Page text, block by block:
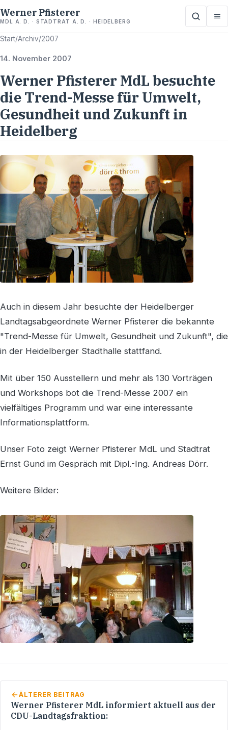
Werner Pfisterer
MDL A. D. · STADTRAT A. D. · HEIDELBERG
Start/Archiv/2007
14. November 2007
Werner Pfisterer MdL besuchte
die Trend-Messe für Umwelt,
Gesundheit und Zukunft in
Heidelberg
Auch in diesem Jahr besuchte der Heidelberger
Landtagsabgeordnete Werner Pfisterer die bekannte
"Trend-Messe für Umwelt, Gesundheit und Zukunft", die
in der Heidelberger Stadthalle stattfand.
Mit über 150 Ausstellern und mehr als 130 Vorträgen
und Workshops bot die Trend-Messe 2007 ein
vielfältiges Programm und war eine interessante
Informationsplattform.
Unser Foto zeigt Werner Pfisterer MdL und Stadtrat
Ernst Gund im Gespräch mit Dipl.-Ing. Andreas Dörr.
Weitere Bilder:
ÄLTERER BEITRAG
Werner Pfisterer MdL informiert aktuell aus der
CDU-Landtagsfraktion: